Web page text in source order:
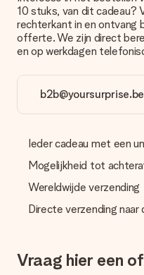
Hoe kan ik mijn bestelling
Wij bieden de volgende
creditcard of handmatige
overboeking wel rekening
Cadeau ontvangen
geleverd. Je kunt hiervoor
klantenservice, zij helpen je
passende oplossing.
Er wordt geen factuur
gerust het cadeau gelijk bij
het echt een verrassing!
10 stuks, van dit cadeau?
rechterkant in en ontvang
offerte. We zijn direct
en op werkdagen
b2b@yoursurprise.be
Ieder cadeau met een
Mogelijkheid tot
Wereldwijde verzending
Directe verzending naar
Vraag hier een